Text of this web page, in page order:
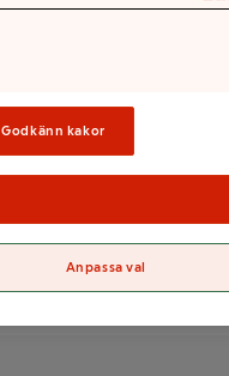
mineraler
(pektin), färgämne
Godkänn kakor
Anpassa val